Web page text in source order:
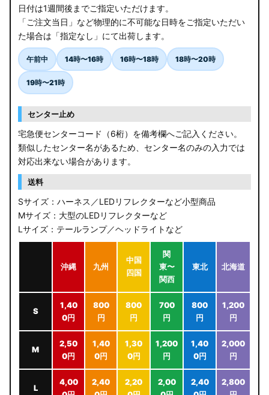
日付は1週間後までご指定いただけます。
「ご注文当日」など物理的に不可能な日時をご指定いただい
た場合は「指定なし」にて出荷します。
午前中 14時〜16時 16時〜18時 18時〜20時
19時〜21時
センター止め
宅急便センターコード（6桁）を備考欄へご記入ください。
類似したセンター名があるため、センター名のみの入力では
対応出来ない場合があります。
送料
Sサイズ：ハーネス／LEDリフレクターなど小型商品
Mサイズ：大型のLEDリフレクターなど
Lサイズ：テールランプ／ヘッドライトなど
沖縄 九州
中国
四国
関
東〜
関西
東北 北海道
S
1,40
0円
800
円
800
円
700
円
800
円
1,200
円
M
2,50
0円
1,40
0円
1,30
0円
1,200
円
1,40
0円
2,000
円
L
4,00
2,40
2,20
2,00
2,40
2,800